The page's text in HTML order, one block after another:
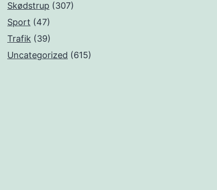
Skødstrup (307)
Sport (47)
Trafik (39)
Uncategorized (615)